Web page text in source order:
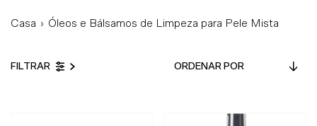
Casa › Óleos e Bálsamos de Limpeza para Pele Mista
FILTRAR
por
Mais relevantes